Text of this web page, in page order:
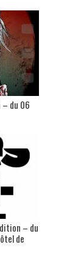
– du 06
– du
de